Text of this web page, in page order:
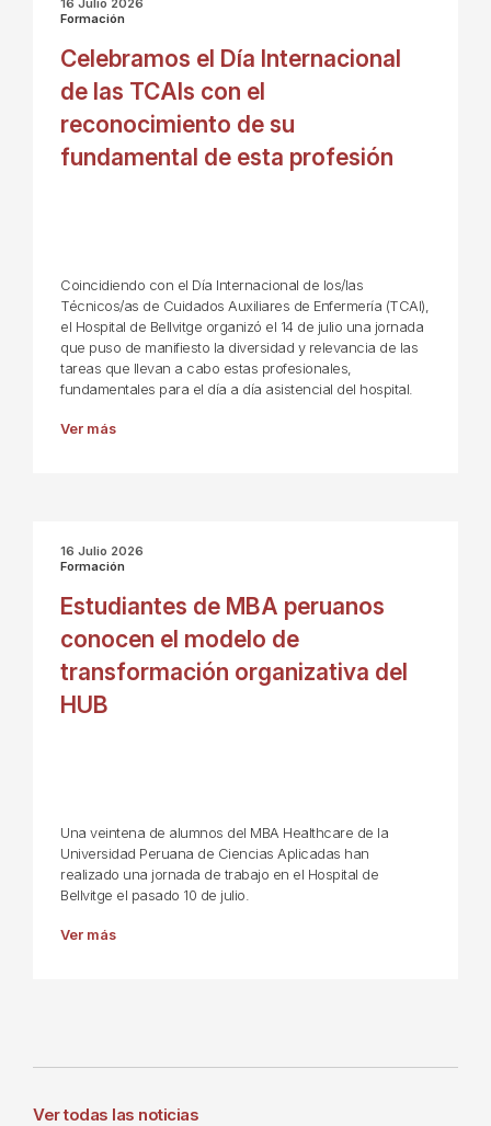
Formación
Celebramos el Día Internacional
de las TCAIs con el
reconocimiento de su
fundamental de esta profesión
Coincidiendo con el Día Internacional de los/las
Técnicos/as de Cuidados Auxiliares de Enfermería (TCAI),
el Hospital de Bellvitge organizó el 14 de julio una jornada
que puso de manifiesto la diversidad y relevancia de las
tareas que llevan a cabo estas profesionales,
fundamentales para el día a día asistencial del hospital.
Ver más
16 Julio 2026
Formación
Estudiantes de MBA peruanos
conocen el modelo de
transformación organizativa del
HUB
Una veintena de alumnos del MBA Healthcare de la
Universidad Peruana de Ciencias Aplicadas han
realizado una jornada de trabajo en el Hospital de
Bellvitge el pasado 10 de julio.
Ver más
Ver todas las noticias